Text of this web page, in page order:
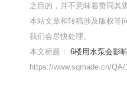
之目的，并不意味着赞同其
本站文章和转稿涉及版权等
我们会尽快处理。
本文标题：6楼用水泵会影
https://www.sqmade.cn/QA/